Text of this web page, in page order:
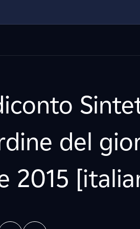
del
2015